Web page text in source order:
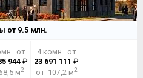
от 9.5 млн.
от
944₽
м2
4 комн. от
23 691 111 ₽
от 107,2 м2